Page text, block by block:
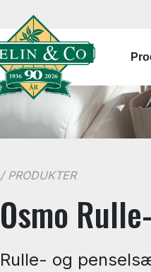
/ PRODUKTER
Osmo
Rulle- og